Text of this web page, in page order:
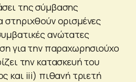
της σύμβασης
ορισμένες
ανώτατες
για την παραχωρησιούχο
την κατασκευή του
και iii) πιθανή τριετή